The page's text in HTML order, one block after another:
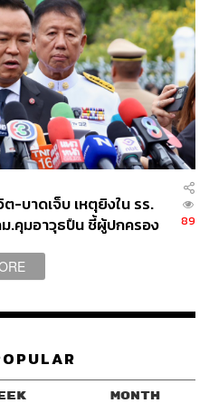
วามแปรปรวนของอากาศที่
ว่าจะเป็นปัญหาไฟป่าที่เกิดถี่
ศ รวมทั้งเกิดขึ้นในประเทศ
วมที่เพิ่งเกิดขึ้นล่าสุดที่เมือง
เกือบ 2 หมื่นคน เป็นต้น
าติตั้งความหวังว่า การจะ
‘วิกฤตอากาศ’ (Climate
หนทางปฏิบัติใหม่ในเรื่อง
และข้อเสนอในการแก้ไข
างธรรมชาติ (Nature-
การประชุมสูงสุดเรื่อง
รยกระดับปัญหาและผลักดัน
าคเมือง ภาคประชาสังคม
าศเป็นปัญหาในระดับโลก
งคมโลกด้วย
-บาดเจ็บ เหตุยิงใน รร.
.คุมอาวุธปืน ชี้ผู้ปกครอง
89
MONTH